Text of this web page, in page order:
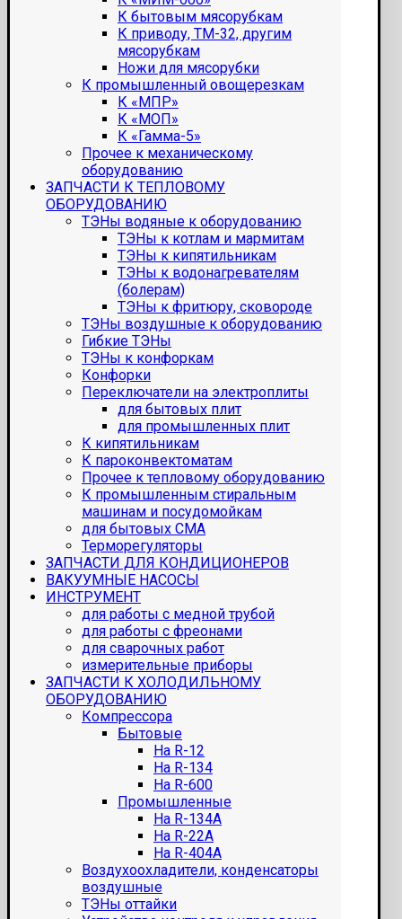
К бытовым мясорубкам
К приводу, ТМ-32, другим
мясорубкам
Ножи для мясорубки
К промышленный овощерезкам
К «МПР»
К «МОП»
К «Гамма-5»
Прочее к механическому
оборудованию
ЗАПЧАСТИ К ТЕПЛОВОМУ
ОБОРУДОВАНИЮ
ТЭНы водяные к оборудованию
ТЭНы к котлам и мармитам
ТЭНы к кипятильникам
ТЭНы к водонагревателям
(болерам)
ТЭНы к фритюру, сковороде
ТЭНы воздушные к оборудованию
Гибкие ТЭНы
ТЭНы к конфоркам
Конфорки
Переключатели на электроплиты
для бытовых плит
для промышленных плит
К кипятильникам
К пароконвектоматам
Прочее к тепловому оборудованию
К промышленным стиральным
машинам и посудомойкам
для бытовых СМА
Терморегуляторы
ЗАПЧАСТИ ДЛЯ КОНДИЦИОНЕРОВ
ВАКУУМНЫЕ НАСОСЫ
ИНСТРУМЕНТ
для работы с медной трубой
для работы с фреонами
для сварочных работ
измерительные приборы
ЗАПЧАСТИ К ХОЛОДИЛЬНОМУ
ОБОРУДОВАНИЮ
Компрессора
Бытовые
На R-12
На R-134
На R-600
Промышленные
На R-134A
На R-22A
На R-404A
Воздухоохладители, конденсаторы
воздушные
ТЭНы оттайки